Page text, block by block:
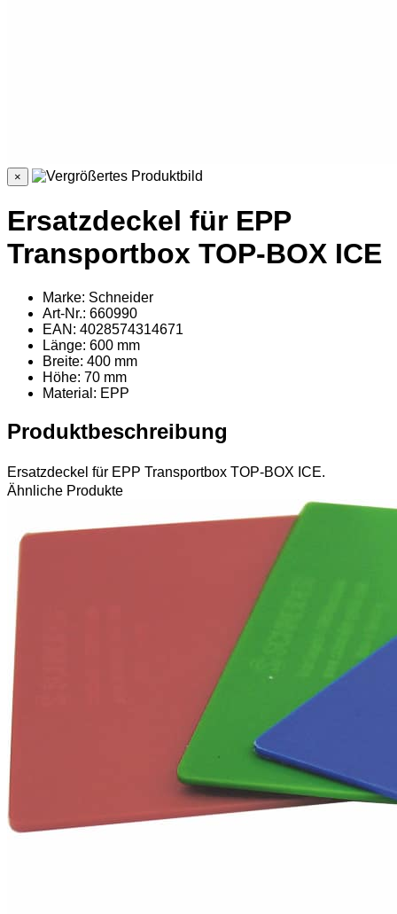
×
Ersatzdeckel für EPP
Transportbox TOP-BOX ICE
Marke: Schneider
Art-Nr.: 660990
EAN: 4028574314671
Länge: 600 mm
Breite: 400 mm
Höhe: 70 mm
Material : EPP
Produktbeschreibung
Ersatzdeckel für EPP Transportbox TOP-BOX ICE.
Ähnliche Produkte